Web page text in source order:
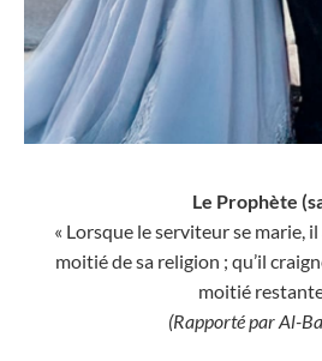
Le Prophète
« Lorsque le serviteur se marie,
moitié de sa religion ; qu’il
moitié
(Rapporté par Al-